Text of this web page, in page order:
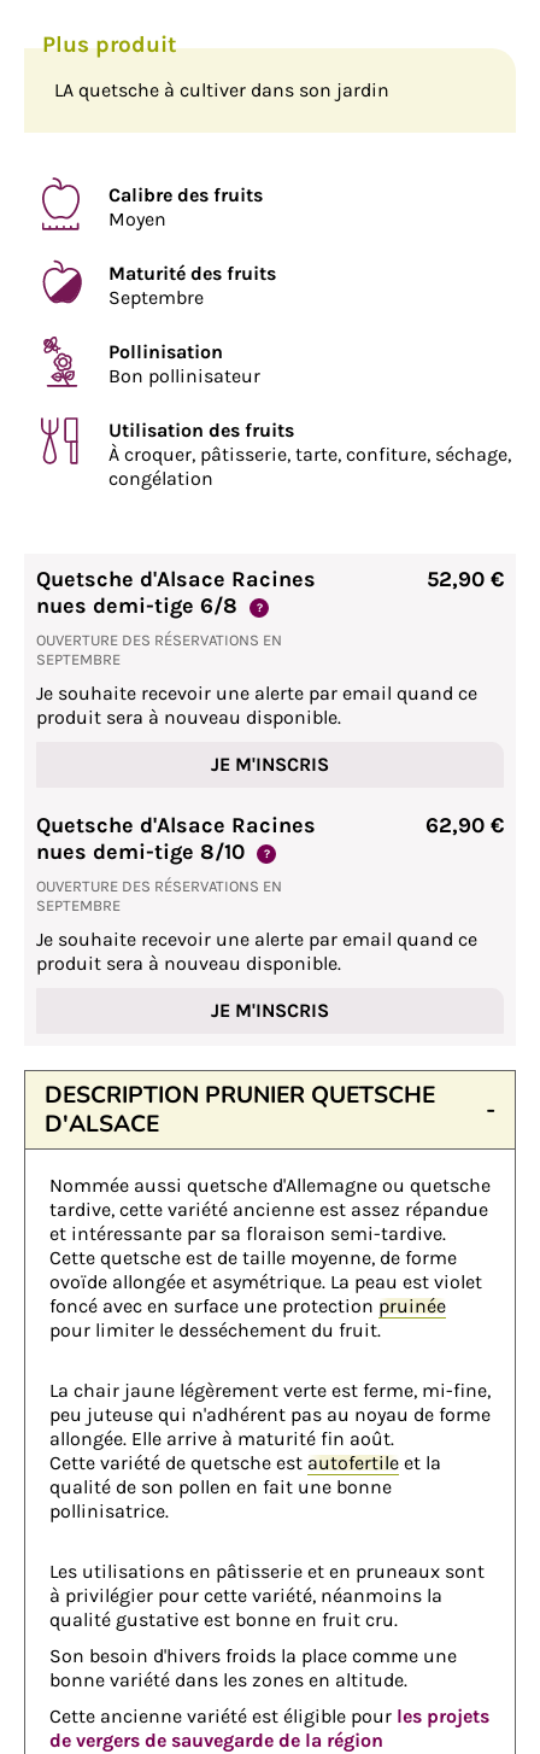
LA quetsche à cultiver dans son jardin
Calibre des fruits
Moyen
Maturité des fruits
Septembre
Pollinisation
Bon pollinisateur
Utilisation des fruits
À croquer, pâtisserie, tarte, confiture, séchage,
congélation
Quetsche d'Alsace Racines
nues demi-tige 6/8
?
OUVERTURE DES RÉSERVATIONS EN
SEPTEMBRE
52,90 €
Je souhaite recevoir une alerte par email quand ce
produit sera à nouveau disponible.
JE M'INSCRIS
Quetsche d'Alsace Racines
nues demi-tige 8/10
?
OUVERTURE DES RÉSERVATIONS EN
SEPTEMBRE
62,90 €
Je souhaite recevoir une alerte par email quand ce
produit sera à nouveau disponible.
JE M'INSCRIS
DESCRIPTION PRUNIER QUETSCHE
D'ALSACE
Nommée aussi quetsche d'Allemagne ou quetsche
tardive, cette variété ancienne est assez répandue
et intéressante par sa floraison semi-tardive.
Cette quetsche est de taille moyenne, de forme
ovoïde allongée et asymétrique. La peau est violet
foncé avec en surface une protection pruinée
pour limiter le desséchement du fruit.
La chair jaune légèrement verte est ferme, mi-fine,
peu juteuse qui n'adhérent pas au noyau de forme
allongée. Elle arrive à maturité fin août.
Cette variété de quetsche est autofertile et la
qualité de son pollen en fait une bonne
pollinisatrice.
Les utilisations en pâtisserie et en pruneaux sont
à privilégier pour cette variété, néanmoins la
qualité gustative est bonne en fruit cru.
Son besoin d'hivers froids la place comme une
bonne variété dans les zones en altitude.
Cette ancienne variété est éligible pour les projets
de vergers de sauvegarde de la région